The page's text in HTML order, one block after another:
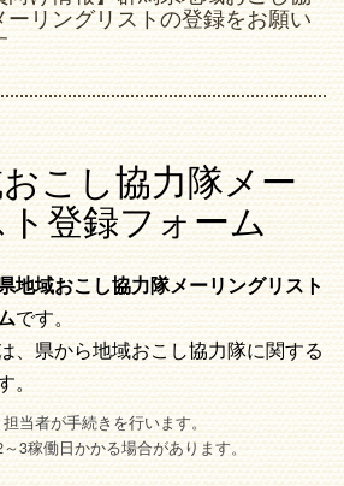
ーリングリストの登録をお願い
こし協力隊メー
登録フォーム
地域おこし協力隊メーリングリスト
です。
、県から地域おこし協力隊に関する
。
当者が手続きを行います。
3稼働日かかる場合があります。